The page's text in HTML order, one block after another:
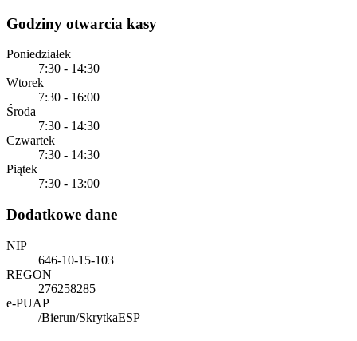
Godziny otwarcia kasy
Poniedziałek
7:30 - 14:30
Wtorek
7:30 - 16:00
Środa
7:30 - 14:30
Czwartek
7:30 - 14:30
Piątek
7:30 - 13:00
Dodatkowe dane
NIP
646-10-15-103
REGON
276258285
e-PUAP
/Bierun/SkrytkaESP